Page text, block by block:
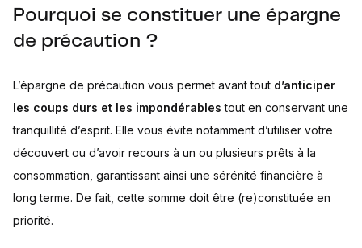
Pourquoi se constituer une épargne
de précaution ?
L’épargne de précaution vous permet avant tout d’anticiper
les coups durs et les impondérables tout en conservant une
tranquillité d’esprit. Elle vous évite notamment d’utiliser votre
découvert ou d’avoir recours à un ou plusieurs prêts à la
consommation, garantissant ainsi une sérénité financière à
long terme. De fait, cette somme doit être (re)constituée en
priorité.